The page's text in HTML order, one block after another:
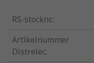
RS-stocknr.:
Artikelnummer
Distrelec: